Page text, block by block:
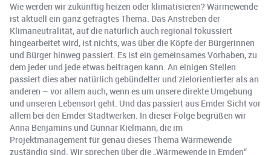
Wie werden wir zukünftig heizen oder klimatisieren? Wärmewende
ist aktuell ein ganz gefragtes Thema. Das Anstreben der
Klimaneutralität, auf die natürlich auch regional fokussiert
hingearbeitet wird, ist nichts, was über die Köpfe der Bürgerinnen
und Bürger hinweg passiert. Es ist ein gemeinsames Vorhaben, zu
dem jeder und jede etwas beitragen kann. An einigen Stellen
passiert dies aber natürlich gebündelter und zielorientierter als an
anderen – vor allem auch, wenn es um unsere direkte Umgebung
und unseren Lebensort geht. Und das passiert aus Emder Sicht vor
allem bei den Emder Stadtwerken. In dieser Folge begrüßen wir
Anna Benjamins und Gunnar Kielmann, die im
Projektmanagement für genau dieses Thema Wärmewende
zuständig sind. Wir sprechen über die „Wärmewende in Emden“